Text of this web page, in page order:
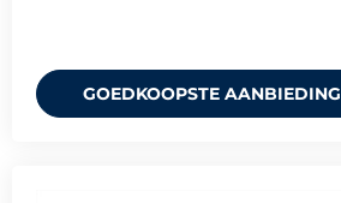
GOEDKOOPSTE AANBIEDING